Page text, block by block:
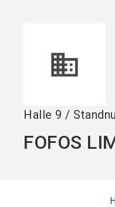
Halle 9 /
FOFOS